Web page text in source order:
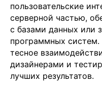
пользовательские
серверной частью,
с базами данных или
программных систем.
тесное
дизайнерами и
лучших результатов.
+7